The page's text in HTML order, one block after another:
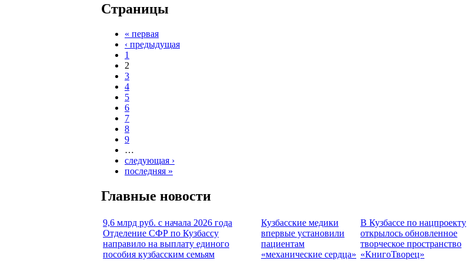
Страницы
« первая
‹ предыдущая
1
2
3
4
5
6
7
8
9
…
следующая ›
последняя »
Главные новости
9,6 млрд руб. с начала 2026 года
Отделение СФР по Кузбассу
направило на выплату единого
пособия кузбасским семьям
Кузбасские медики
впервые установили
пациентам
«механические сердца»
В Кузбассе по нацпроекту
открылось обновленное
творческое пространство
«КнигоТворец»